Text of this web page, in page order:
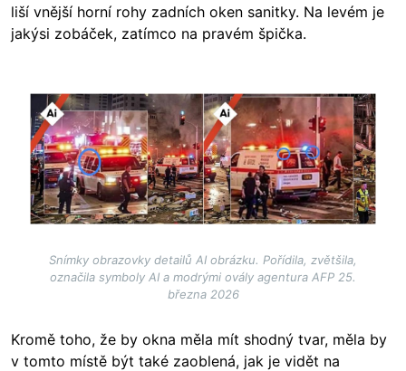
liší vnější horní rohy zadních oken sanitky. Na levém je
jakýsi zobáček, zatímco na pravém špička.
Image
Snímky obrazovky detailů AI obrázku. Pořídila, zvětšila,
označila symboly AI a modrými ovály agentura AFP 25.
března 2026
Kromě toho, že by okna měla mít shodný tvar, měla by
v tomto místě být také zaoblená, jak je vidět na